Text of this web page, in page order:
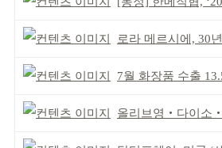
로라 메르시에, 30년 카
7월 화장품 수출
올리브영‧다이소‧무신